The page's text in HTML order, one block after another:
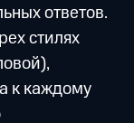
ответов.
стилях
к каждому